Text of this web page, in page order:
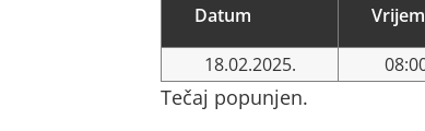
Datum
18.02.2025.
Tečaj popunjen.